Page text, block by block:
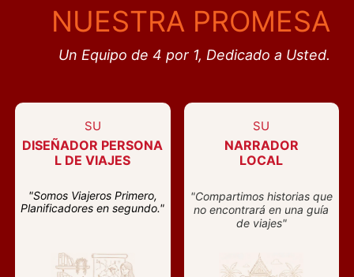
NUESTRA PROMESA
Un Equipo de 4 por 1, Dedicado a Usted.
SU
DISEÑADOR PERSONA
L DE VIAJES
"Somos Viajeros Primero,
Planificadores en segundo."
SU
NARRADOR
LOCAL
"Compartimos historias que
no encontrará en una guía
de viajes"